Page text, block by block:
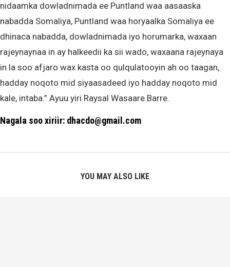
nidaamka dowladnimada ee Puntland waa aasaaska
nabadda Somaliya, Puntland waa horyaalka Somaliya ee
dhinaca nabadda, dowladnimada iyo horumarka, waxaan
rajeynaynaa in ay halkeedii ka sii wado, waxaana rajeynaya
in la soo afjaro wax kasta oo qulqulatooyin ah oo taagan,
hadday noqoto mid siyaasadeed iyo hadday noqoto mid
kale, intaba.” Ayuu yiri Raysal Wasaare Barre.
Nagala soo xiriir: dhacdo@gmail.com
YOU MAY ALSO LIKE